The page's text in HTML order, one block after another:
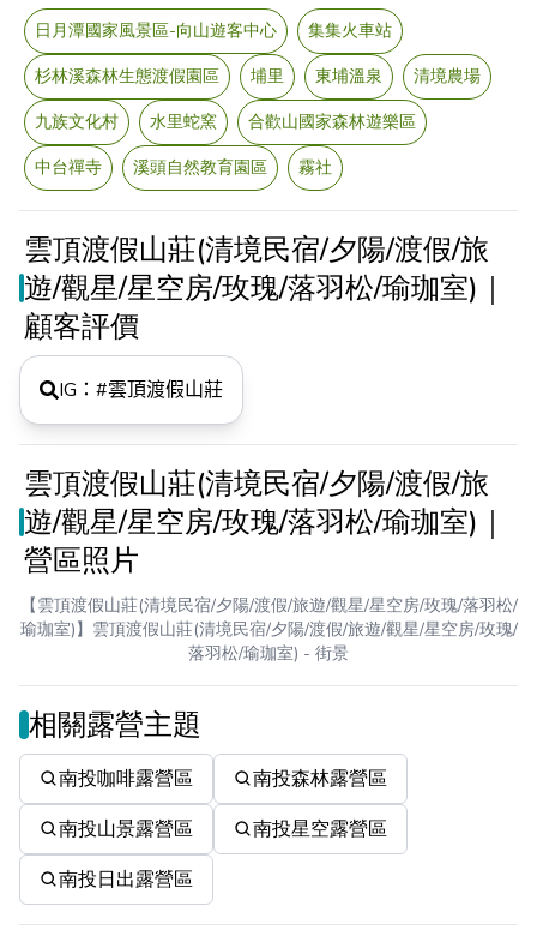
日月潭國家風景區-向山遊客中心
集集火車站
杉林溪森林生態渡假園區
埔里 東埔溫泉
清境農場
九族文化村
水里蛇窯
合歡山國家森林遊樂區
中台禪寺
溪頭自然教育園區 霧社
雲頂渡假山莊(清境民宿/夕陽/渡假/旅
遊/觀星/星空房/玫瑰/落羽松/瑜珈室)｜
顧客評價
IG：#雲頂渡假山莊
雲頂渡假山莊(清境民宿/夕陽/渡假/旅
遊/觀星/星空房/玫瑰/落羽松/瑜珈室)｜
營區照片
【雲頂渡假山莊(清境民宿/夕陽/渡假/旅遊/觀星/星空房/玫瑰/落羽松/
瑜珈室)】雲頂渡假山莊(清境民宿/夕陽/渡假/旅遊/觀星/星空房/玫瑰/
落羽松/瑜珈室) - 街景
相關露營主題
南投咖啡露營區
南投森林露營區
南投山景露營區
南投星空露營區
南投日出露營區